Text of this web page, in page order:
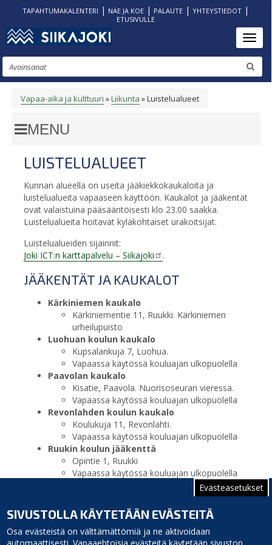
Evästeasetukset
SIVUSTOLLA KÄYTETÄÄN EVÄSTEITÄ
Osa evästeistä on välttämättömiä ja ne aktivoidaan
Hyppää
pääsisältöön
TAPAHTUMAKALENTERI | NÄE JA KOE| PALAUTE| YHTEYSTIEDOT|
ETUSIVULLE
Etsi
MURUPOLKU
Vapaa-aika ja kulttuuri Liikunta Luistelualueet
LUISTELUALUEET
Kunnan alueella on useita jääkiekkokaukaloita ja
luistelualueita vapaaseen käyttöön. Kaukalot ja jääkentät
ovat valaistuina pääsääntöisesti klo 23.00 saakka.
Luistelualueita hoitavat kyläkohtaiset urakoitsijat.
Luistelualueiden sijainnit:
Joki ICT:n karttapalvelu – Siikajoki
.
JÄÄKENTÄT JA KAUKALOT
Kärkiniemen kaukalo
Kärkiniementie 11, Ruukki. Kärkiniemen
urheilupuisto
Luohuan koulun kaukalo
Kupsalankuja 7, Luohua.
Vapaassa käytössä kouluajan ulkopuolella
Paavolan kaukalo
Kisatie, Paavola. Nuorisoseuran vieressä.
Vapaassa käytössä kouluajan ulkopuolella
Revonlahden koulun kaukalo
Koulukuja 11, Revonlahti.
Vapaassa käytössä kouluajan ulkopuolella
Ruukin koulun jääkenttä
Opintie 1, Ruukki
Vapaassa käytössä kouluajan ulkopuolella
Siikajoenkylän Urheilumaan kaukalo
Siikajoentie 1548, Siikajoki. Urheilumaa
Vapaassa käytössä koulukäytön
ulkopuolella.